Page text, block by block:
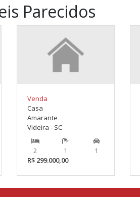
Parecidos
Venda
Casa
Amarante
Videira - SC
2 1
1
R$ 299.000,00